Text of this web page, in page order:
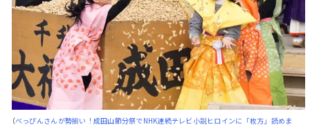
（べっぴんさんが勢揃い！成田山節分祭でNHK連続テレビ小説ヒロインに「枚方」読めま